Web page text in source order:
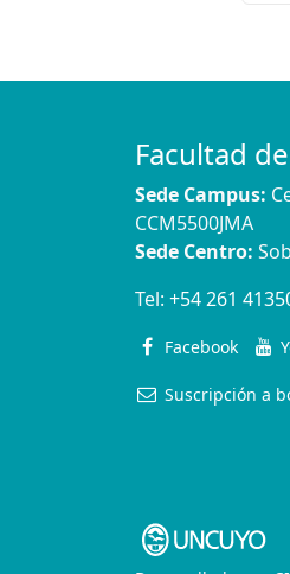
Facultad
Sede Campus:
CCM5500JMA
Sede Centro:
Tel: +54 261
Facebook
Suscripción a